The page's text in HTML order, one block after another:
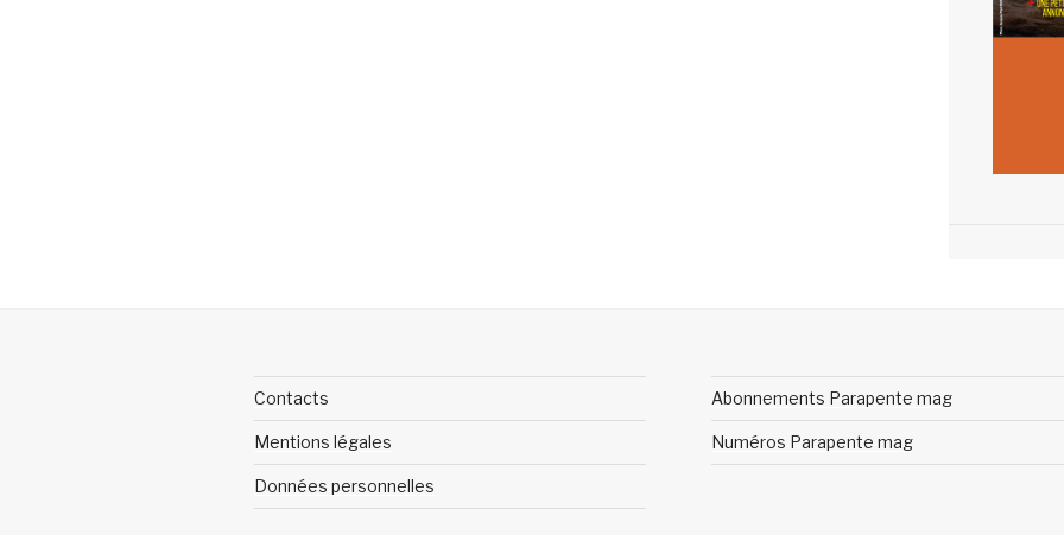
Contacts
Mentions légales
Données personnelles
Abonnements Parapente mag
Numéros Parapente mag